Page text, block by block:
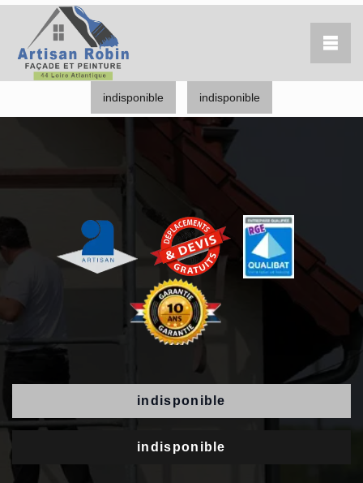
indisponible indisponible
indisponible
indisponible